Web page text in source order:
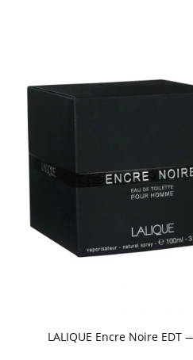
LALIQUE Encre Noire